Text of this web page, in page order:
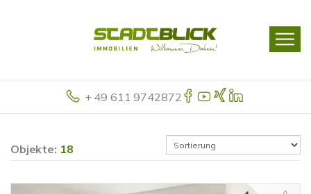
+ 49 611 9742872
Objekte: 18